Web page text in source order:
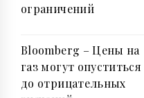
ограничений
Bloomberg – Цены на
газ могут опуститься
до отрицательных